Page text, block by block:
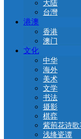
大陆
台灣
港澳
香港
澳门
文化
中华
海外
美术
文学
书法
摄影
棋弈
紫荊花诗歌
浅绛瓷谭